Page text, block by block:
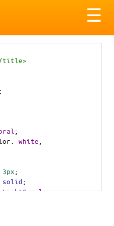
☰
title>
;
;
: white;
3px;
solid;
LightCoral;